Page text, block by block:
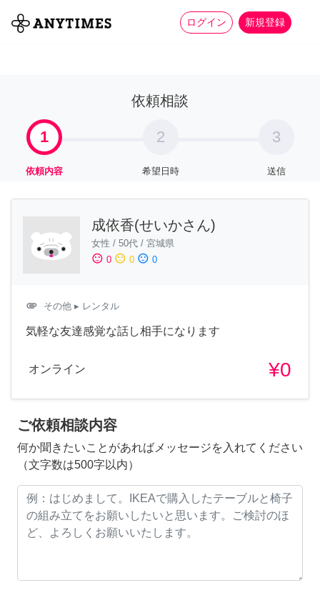
ログイン 新規登録
全て 家事 more_horiz
依頼相談
1
依頼内容
2
希望日時
3
送信
成依香(せいかさん)
女性 / 50代 / 宮城県
sentiment_satisfied 0 sentiment_neutral 0 sentiment_dissatisfied 0
attachment その他 ▸ レンタル
気軽な友達感覚な話し相手になります
オンライン ¥0
ご依頼相談内容
何か聞きたいことがあればメッセージを入れてください
（文字数は500字以内）